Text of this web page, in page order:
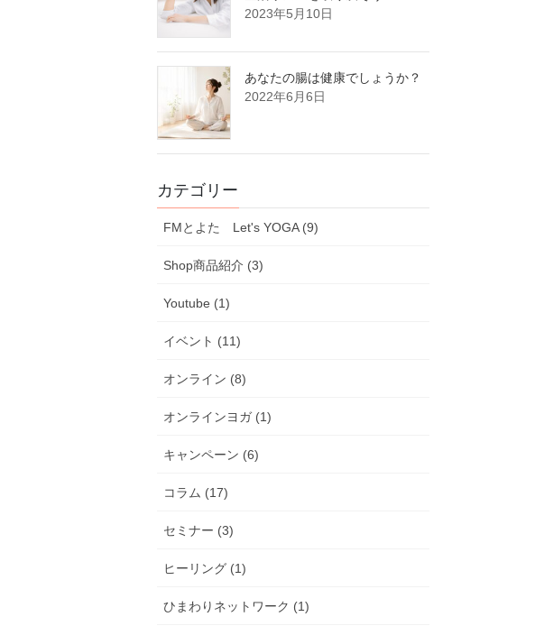
2023年5月10日
あなたの腸は健康でしょうか？
2022年6月6日
カテゴリー
FMとよた Let's YOGA (9)
Shop商品紹介 (3)
Youtube (1)
イベント (11)
オンライン (8)
オンラインヨガ (1)
キャンペーン (6)
コラム (17)
セミナー (3)
ヒーリング (1)
ひまわりネットワーク (1)